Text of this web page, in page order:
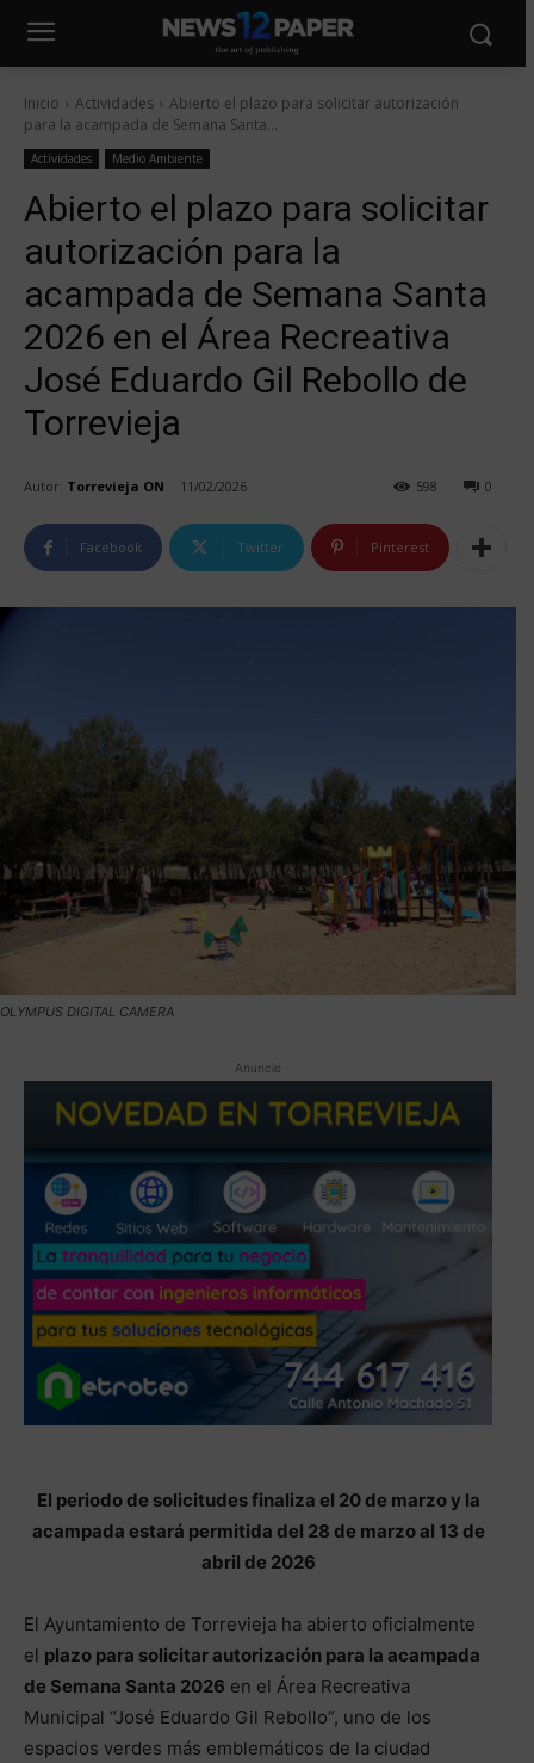
Inicio Actividades
Abierto el plazo para solicitar autorización
para la acampada de Semana Santa...
Actividades Medio Ambiente
Abierto el plazo para solicitar
autorización para la
acampada de Semana Santa
2026 en el Área Recreativa
José Eduardo Gil Rebollo de
Torrevieja
Autor: Torrevieja ON 11/02/2026 0
598
Facebook Twitter Pinterest
OLYMPUS DIGITAL CAMERA
Anuncio
El periodo de solicitudes finaliza el 20 de marzo y la
acampada estará permitida del 28 de marzo al 13 de
abril de 2026
El Ayuntamiento de Torrevieja ha abierto oficialmente
el plazo para solicitar autorización para la acampada
de Semana Santa 2026 en el Área Recreativa
Municipal “José Eduardo Gil Rebollo”, uno de los
espacios verdes más emblemáticos de la ciudad